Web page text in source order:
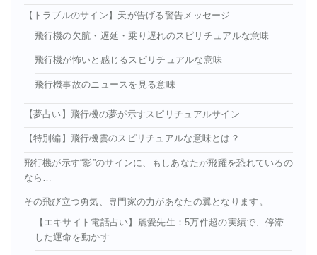
【トラブルのサイン】天が告げる警告メッセージ
飛行機の欠航・遅延・乗り遅れのスピリチュアルな意味
飛行機が怖いと感じるスピリチュアルな意味
飛行機事故のニュースを見る意味
【夢占い】飛行機の夢が示すスピリチュアルサイン
【特別編】飛行機雲のスピリチュアルな意味とは？
飛行機が示す“影”のサインに、もしあなたが飛躍を恐れているの
なら…
その飛び立つ勇気、専門家の力があなたの翼となります。
【エキサイト電話占い】麗愛先生：5万件超の実績で、停滞
した運命を動かす